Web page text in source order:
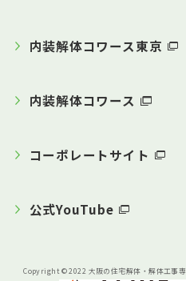
内装解体コワース東京
内装解体コワース
コーポレートサイト
公式YouTube
Copyright © 2022 大阪の住宅解体・解体工事